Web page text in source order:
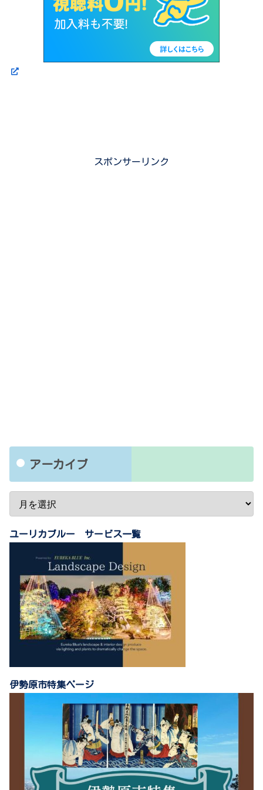
スポンサーリンク
アーカイブ
ユーリカブルー サービス一覧
伊勢原市特集ページ